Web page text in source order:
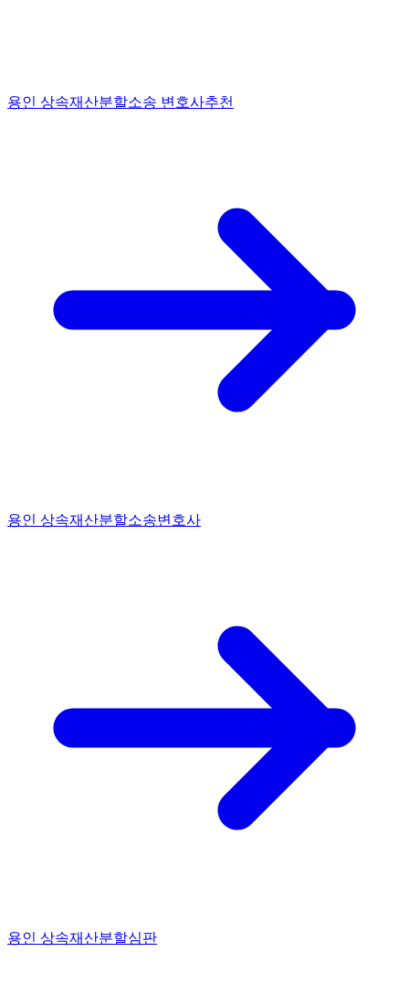
용인 상속재산분할소송 변호사추천
용인 상속재산분할소송변호사
용인 상속재산분할심판